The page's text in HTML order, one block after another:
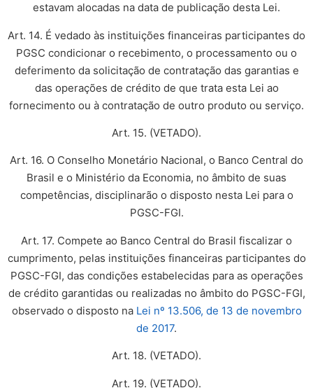
estavam alocadas na data de publicação desta Lei.
Art. 14. É vedado às instituições financeiras participantes do
PGSC condicionar o recebimento, o processamento ou o
deferimento da solicitação de contratação das garantias e
das operações de crédito de que trata esta Lei ao
fornecimento ou à contratação de outro produto ou serviço.
Art. 15. (VETADO).
Art. 16. O Conselho Monetário Nacional, o Banco Central do
Brasil e o Ministério da Economia, no âmbito de suas
competências, disciplinarão o disposto nesta Lei para o
PGSC-FGI.
Art. 17. Compete ao Banco Central do Brasil fiscalizar o
cumprimento, pelas instituições financeiras participantes do
PGSC-FGI, das condições estabelecidas para as operações
de crédito garantidas ou realizadas no âmbito do PGSC-FGI,
observado o disposto na Lei nº 13.506, de 13 de novembro
de 2017.
Art. 18. (VETADO).
Art. 19. (VETADO).